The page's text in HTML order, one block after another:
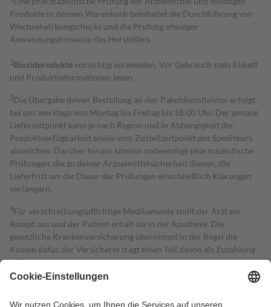
Produkte in deinem Warenkorb beinhaltet die Durchführung von
Wechselwirkungschecks und die Prüfung etwaiger
Anwendungshinweise des Herstellers.
2Biozidproduktevorsichtig verwenden. Vor Gebrauch stets Etikett
und Produktinformationen lesen.
3Die Übergabe deiner Bestellung an den Paketdienstleister erfolgt
bei uns werktags von Montag bis Freitag bis 18:00 Uhr. Der genaue
Lieferzeitpunkt kann je nach Region und in Abhängigkeit der
Produktverfügbarkeit sowie vom Zustellzeitpunkt des Spediteurs
abweichen. Darüber hinaus können notwendige pharmazeutische
Prüfungen, die zu deiner Arzneimittelsicherheit dienen, die
Lieferfrist um die Dauer der Prüfungen einschließlich Klärungen
verlängern.
4Für verschreibungspflichtige Medikamente stellt der Arzt ein
Rezept aus und der Patient erhält sie in der Apotheke. Die
gesetzliche Krankenversicherung übernimmt in der Regel die
Kosten dafür, der Versicherte trägt einen Teil davon als Zuzahlung
mit.
Grundsätzlich leisten Mitglieder Zuzahlungen in Höhe von zehn
höchstens zehn Euro.
Es sind jedoch nie mehr als die tatsächlichen